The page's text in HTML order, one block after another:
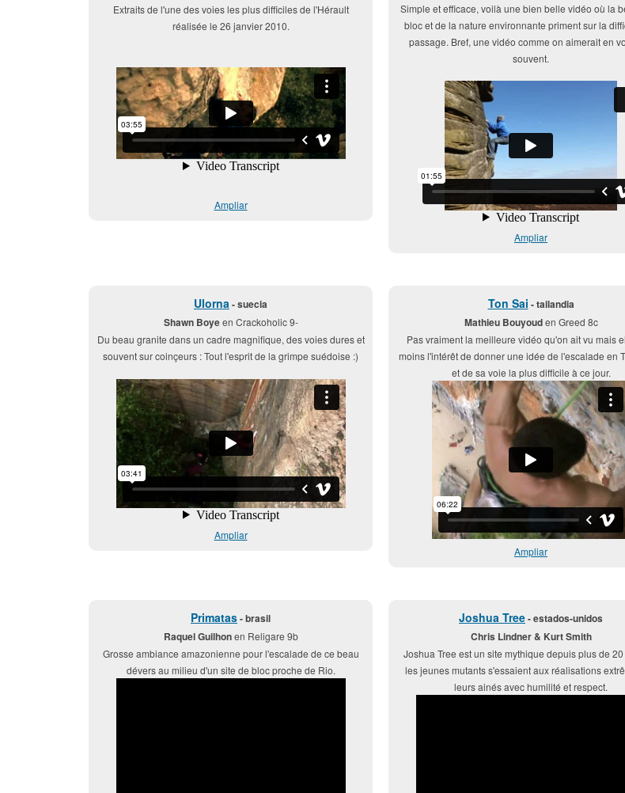
Extraits de l'une des voies les plus difficiles de l'Hérault
réalisée le 26 janvier 2010.
Ampliar
Simple et efficace, voilà une bien belle vidéo où la
bloc et de la nature environnante priment sur la
passage. Bref, une vidéo comme on aimerait en
souvent.
Ampliar
Ulorna- suecia
Shawn Boyeen Crackoholic 9-
Du beau granite dans un cadre magnifique, des voies dures et
souvent sur coinçeurs : Tout l'esprit de la grimpe suédoise :)
Ampliar
Ton Sai - tailandia
Mathieu Bouyouden Greed 8c
Pas vraiment la meilleure vidéo qu'on ait vu mais
moins l'intérêt de donner une idée de l'escalade en
et de sa voie la plus difficile à ce jour.
Ampliar
Primatas- brasil
Raquel Guilhonen Religare 9b
Grosse ambiance amazonienne pour l'escalade de ce beau
dévers au milieu d'un site de bloc proche de Rio.
Joshua Tree- estados-unidos
Chris Lindner & Kurt Smith
Joshua Tree est un site mythique depuis plus de 20
les jeunes mutants s'essaient aux réalisations
leurs ainés avec humilité et respect.